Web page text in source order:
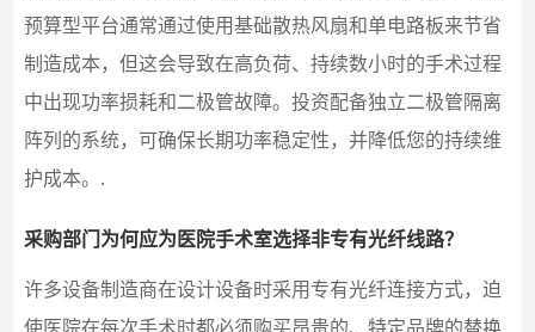
预算型平台通常通过使用基础散热风扇和单电路板来节省
制造成本，但这会导致在高负荷、持续数小时的手术过程
中出现功率损耗和二极管故障。投资配备独立二极管隔离
阵列的系统，可确保长期功率稳定性，并降低您的持续维
护成本。.
采购部门为何应为医院手术室选择非专有光纤线路？
许多设备制造商在设计设备时采用专有光纤连接方式，迫